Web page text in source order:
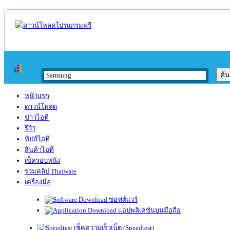
หน้าแรก
ดาวน์โหลด
ข่าวไอที
รีวิว
ทิปส์ไอที
สินค้าไอที
เช็ครอบหนัง
รวมคลิป Thaiware
เครื่องมือ
ซอฟต์แวร์
แอปพลิเคชันบนมือถือ
เช็คความเร็วเน็ต (Speedtest)